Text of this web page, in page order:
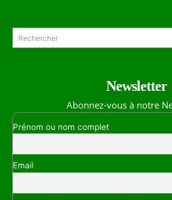
Rechercher
Newsletter
Abonnez-vous à notre
Prénom ou nom complet
Email